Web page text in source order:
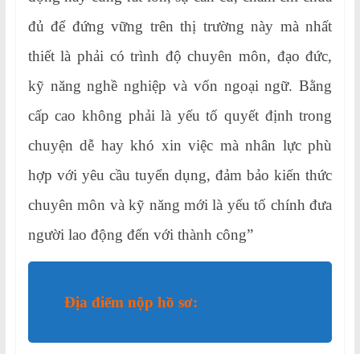
đủ để đứng vững trên thị trường này mà nhất
thiết là phải có trình độ chuyên môn, đạo đức,
kỹ năng nghề nghiệp và vốn ngoại ngữ. Bằng
cấp cao không phải là yếu tố quyết định trong
chuyện dễ hay khó xin việc mà nhân lực phù
hợp với yêu cầu tuyển dụng, đảm bảo kiến thức
chuyên môn và kỹ năng mới là yếu tố chính đưa
người lao động đến với thành công”
Địa điểm nộp hồ sơ: